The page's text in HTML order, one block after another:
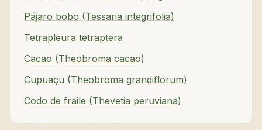
Pájaro bobo (Tessaria integrifolia)
Tetrapleura tetraptera
Cacao (Theobroma cacao)
Cupuaçu (Theobroma grandiflorum)
Codo de fraile (Thevetia peruviana)